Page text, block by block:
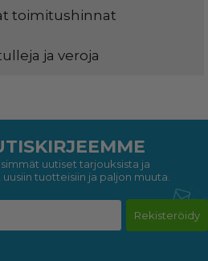
toimitushinnat
ja veroja
uutiset tarjouksista ja
tuotteisiin ja paljon muuta.
Rekisteröidy